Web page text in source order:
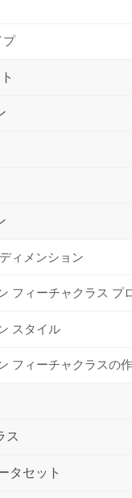
プ
ィメンション
フィーチャクラス プ
スタイル
フィーチャクラスの
ス
タセット